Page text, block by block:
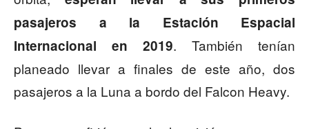
pasajeros a la Estación Espacial
Internacional en 2019. También tenían
planeado llevar a finales de este año, dos
pasajeros a la Luna a bordo del Falcon Heavy.